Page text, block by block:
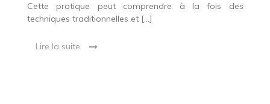
Cette pratique peut comprendre à la fois des
techniques traditionnelles et […]
Lire la suite